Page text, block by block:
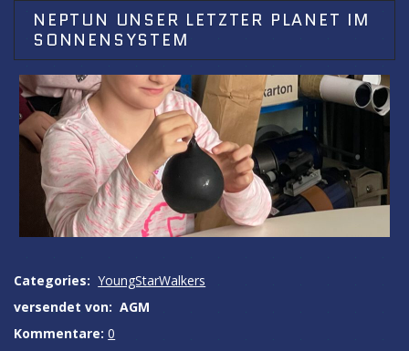
NEPTUN UNSER LETZTER PLANET IM
SONNENSYSTEM
Categories: YoungStarWalkers
versendet von: AGM
Kommentare: 0